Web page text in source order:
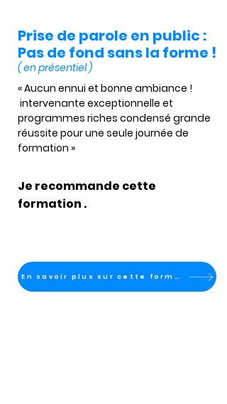
Prise de parole en public :
Pas de fond sans la forme !
( en présentiel )
« Aucun ennui et bonne ambiance !
intervenante exceptionnelle et
programmes riches condensé grande
réussite pour une seule journée de
formation »
Je recommande cette
formation .
En savoir plus sur cette formation